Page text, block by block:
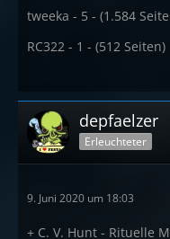
tweeka - 5 - (1.584
RC322 - 1 - (512 Seiten)
depfaelzer
Erleuchteter
9. Juni 2020 um 18:03
+ C. V. Hunt - Rituelle